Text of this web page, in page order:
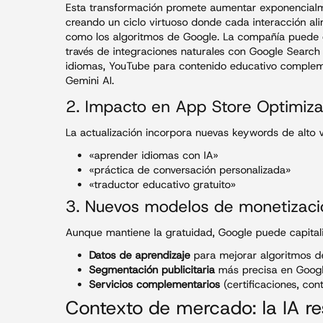
Esta transformación promete aumentar
creando un ciclo virtuoso donde cada interacción
como los algoritmos de Google. La compañía
través de integraciones naturales con Google
idiomas, YouTube para contenido educativo
Gemini AI.
2. Impacto en App Store
La actualización incorpora nuevas keywords de alto
«aprender idiomas con IA»
«práctica de conversación personalizada»
«traductor educativo gratuito»
3. Nuevos modelos de
Aunque mantiene la gratuidad, Google puede
Datos de aprendizaje para mejorar algoritmos
Segmentación publicitariamás precisa en
Servicios complementarios (certificaciones,
Contexto de mercado: la IA